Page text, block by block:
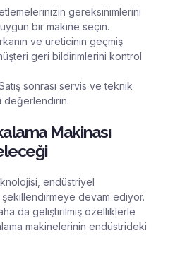
gereksinimlerini
bir makine seçin.
ve üreticinin geçmiş
geri bildirimlerini kontrol
sonrası servis ve teknik
değerlendirin.
Makinası
endüstriyel
devam ediyor.
da geliştirilmiş özelliklerle
makinelerinin endüstrideki